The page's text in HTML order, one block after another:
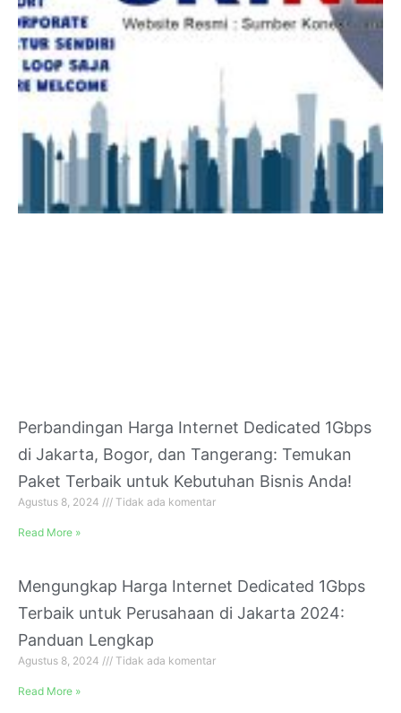
Perbandingan Harga Internet Dedicated 1Gbps
di Jakarta, Bogor, dan Tangerang: Temukan
Paket Terbaik untuk Kebutuhan Bisnis Anda!
Agustus 8, 2024 Tidak ada komentar
Read More »
Mengungkap Harga Internet Dedicated 1Gbps
Terbaik untuk Perusahaan di Jakarta 2024:
Panduan Lengkap
Agustus 8, 2024 Tidak ada komentar
Read More »